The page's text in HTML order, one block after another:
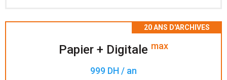
Papier + Digitale max
999 DH / an